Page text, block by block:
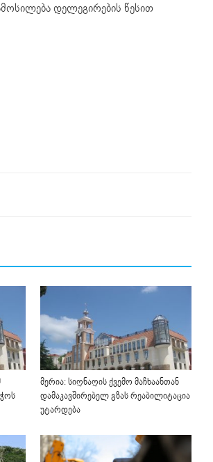
დელეგირების წესით
მერია: სიღნაღის ქვემო მაჩხაანთან
დამაკავშირებელ გზას რეაბილიტაცია
უტარდება